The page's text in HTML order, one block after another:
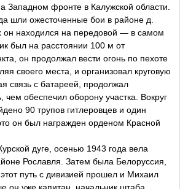
Западном фронте в Калужской области.
шли ожесточенные бои в районе д.
он находился на передовой — в самом
был на расстоянии 100 м от
он продолжал вести огонь по пехоте
своего места, и организовал круговую
связь с батареей, продолжал
чем обеспечил оборону участка. Вокруг
90 трупов гитлеровцев и один
он был награжден орденом Красной
дуге, осенью 1943 года вела
Рославля. Затем была Белоруссия,
путь с дивизией прошел и Михаил